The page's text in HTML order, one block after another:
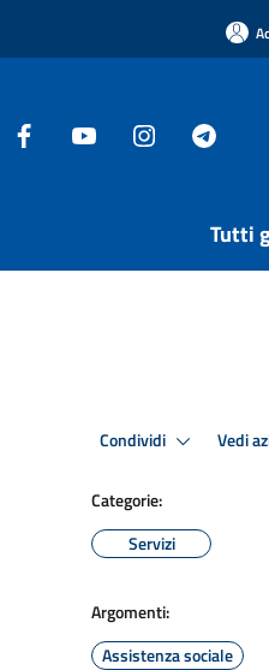
Tutti
Condividi Vedi
Categorie:
Servizi
Argomenti:
Assistenza sociale